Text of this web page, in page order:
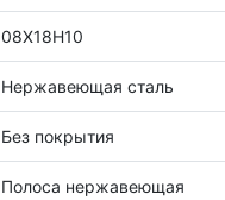
08Х18Н10
Нержавеющая сталь
Без покрытия
Полоса нержавеющая